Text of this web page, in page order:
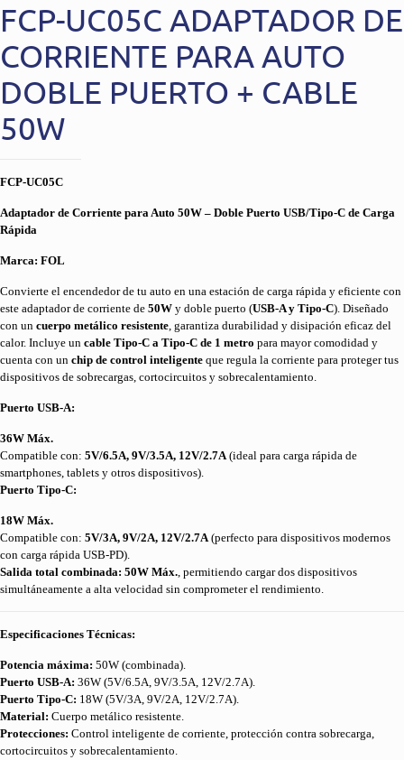
FCP-UC05C ADAPTADOR DE
CORRIENTE PARA AUTO
DOBLE PUERTO + CABLE
50W
FCP-UC05C
Adaptador de Corriente para Auto 50W – Doble Puerto USB/Tipo-C de Carga
Rápida
Marca: FOL
Convierte el encendedor de tu auto en una estación de carga rápida y eficiente con
este adaptador de corriente de 50W y doble puerto (USB-A y Tipo-C). Diseñado
con un cuerpo metálico resistente, garantiza durabilidad y disipación eficaz del
calor. Incluye un cable Tipo-C a Tipo-C de 1 metro para mayor comodidad y
cuenta con un chip de control inteligente que regula la corriente para proteger tus
dispositivos de sobrecargas, cortocircuitos y sobrecalentamiento.
Puerto USB-A:
36W Máx.
Compatible con: 5V/6.5A, 9V/3.5A, 12V/2.7A(ideal para carga rápida de
smartphones, tablets y otros dispositivos).
Puerto Tipo-C:
18W Máx.
Compatible con: 5V/3A, 9V/2A, 12V/2.7A(perfecto para dispositivos modernos
con carga rápida USB-PD).
Salida total combinada: 50W Máx., permitiendo cargar dos dispositivos
simultáneamente a alta velocidad sin comprometer el rendimiento.
Especificaciones Técnicas:
Potencia máxima: 50W (combinada).
Puerto USB-A: 36W (5V/6.5A, 9V/3.5A, 12V/2.7A).
Puerto Tipo-C: 18W (5V/3A, 9V/2A, 12V/2.7A).
Material: Cuerpo metálico resistente.
Protecciones: Control inteligente de corriente, protección contra sobrecarga,
cortocircuitos y sobrecalentamiento.